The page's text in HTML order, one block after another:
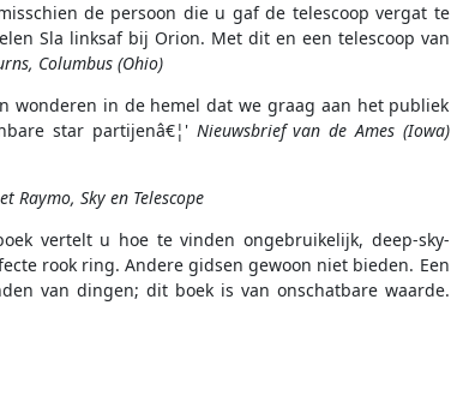
de persoon die u gaf de telescoop vergat te
Sla linksaf bij Orion. Met dit en een telescoop van
Columbus (Ohio)
wonderen in de hemel dat we graag aan het publiek
star partijenâ€¦' Nieuwsbrief van de Ames (Iowa)
Raymo, Sky en Telescope
vertelt u hoe te vinden ongebruikelijk, deep-sky-
rook ring. Andere gidsen gewoon niet bieden. Een
van dingen; dit boek is van onschatbare waarde.